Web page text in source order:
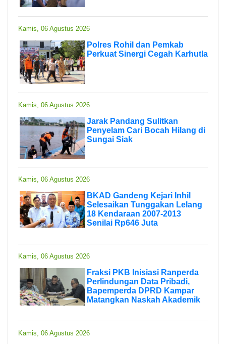
Kamis, 06 Agustus 2026
Polres Rohil dan Pemkab
Perkuat Sinergi Cegah Karhutla
Kamis, 06 Agustus 2026
Jarak Pandang Sulitkan
Penyelam Cari Bocah Hilang di
Sungai Siak
Kamis, 06 Agustus 2026
BKAD Gandeng Kejari Inhil
Selesaikan Tunggakan Lelang
18 Kendaraan 2007-2013
Senilai Rp646 Juta
Kamis, 06 Agustus 2026
Fraksi PKB Inisiasi Ranperda
Perlindungan Data Pribadi,
Bapemperda DPRD Kampar
Matangkan Naskah Akademik
Kamis, 06 Agustus 2026